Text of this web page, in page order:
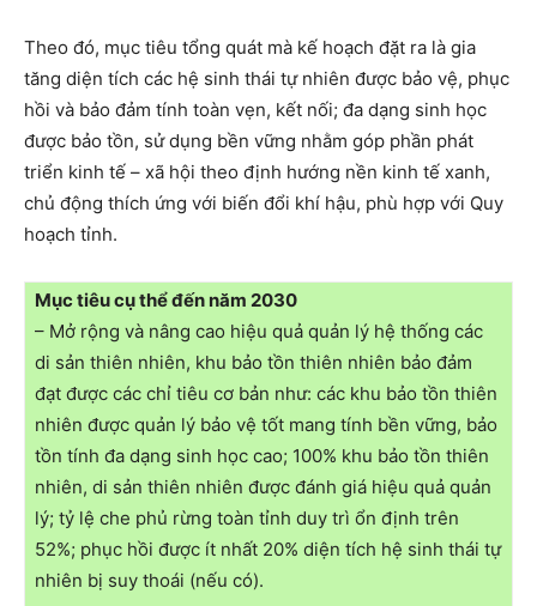
Theo đó, mục tiêu tổng quát mà kế hoạch đặt ra là gia
tăng diện tích các hệ sinh thái tự nhiên được bảo vệ, phục
hồi và bảo đảm tính toàn vẹn, kết nối; đa dạng sinh học
được bảo tồn, sử dụng bền vững nhằm góp phần phát
triển kinh tế – xã hội theo định hướng nền kinh tế xanh,
chủ động thích ứng với biến đổi khí hậu, phù hợp với Quy
hoạch tỉnh.
Mục tiêu cụ thể đến năm 2030
– Mở rộng và nâng cao hiệu quả quản lý hệ thống các
di sản thiên nhiên, khu bảo tồn thiên nhiên bảo đảm
đạt được các chỉ tiêu cơ bản như: các khu bảo tồn thiên
nhiên được quản lý bảo vệ tốt mang tính bền vững, bảo
tồn tính đa dạng sinh học cao; 100% khu bảo tồn thiên
nhiên, di sản thiên nhiên được đánh giá hiệu quả quản
lý; tỷ lệ che phủ rừng toàn tỉnh duy trì ổn định trên
52%; phục hồi được ít nhất 20% diện tích hệ sinh thái tự
nhiên bị suy thoái (nếu có).